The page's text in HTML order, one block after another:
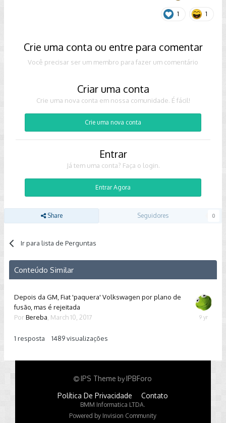
1 1
Crie uma conta ou entre para comentar
Você precisar ser um membro para fazer um comentário
Criar uma conta
Crie uma nova conta em nossa comunidade. É fácil!
Crie uma nova conta
Entrar
Já tem uma conta? Faça o login.
Entrar Agora
Share Seguidores 0
Ir para lista de Perguntas
Conteúdo Similar
Depois da GM, Fiat 'paquera' Volkswagen por plano de
fusão, mas é rejeitada
Por Bereba March 10, 2017
1 resposta 1489visualizações
March
IPS Theme byIPBForo
Política De Privacidade Contato
BMM Informatica LTDA.
Powered by Invision Community